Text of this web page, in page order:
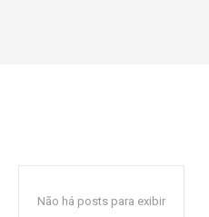
Não há posts para exibir